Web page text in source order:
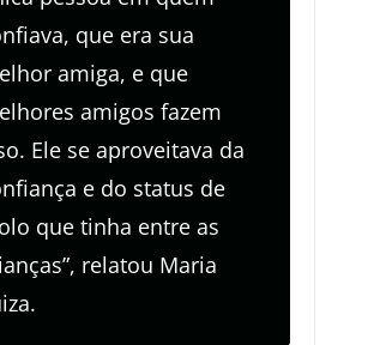
que era sua
amiga, e que
amigos fazem
Ele se aproveitava da
e do status de
que tinha entre as
relatou Maria